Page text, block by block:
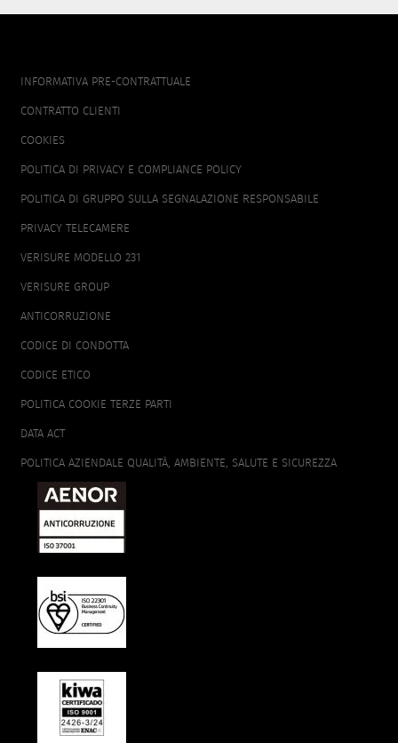
FOOTER
INFORMATIVA PRE-CONTRATTUALE
CONTRATTO CLIENTI
COOKIES
POLITICA DI PRIVACY E COMPLIANCE POLICY
POLITICA DI GRUPPO SULLA SEGNALAZIONE RESPONSABILE
PRIVACY TELECAMERE
VERISURE MODELLO 231
VERISURE GROUP
ANTICORRUZIONE
CODICE DI CONDOTTA
CODICE ETICO
POLITICA COOKIE TERZE PARTI
DATA ACT
POLITICA AZIENDALE QUALITÀ, AMBIENTE, SALUTE E SICUREZZA